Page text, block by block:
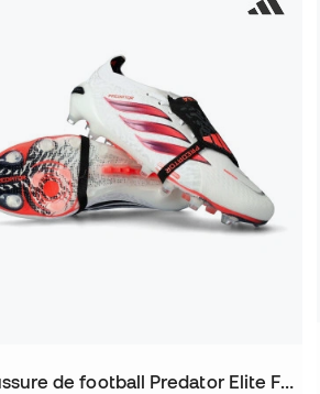
Chaussure de football Predator Elite FT AG